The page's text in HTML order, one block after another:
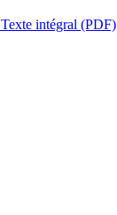
Texte intégral (PDF)